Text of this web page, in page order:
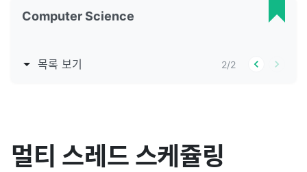
Computer Science
목록 보기 2/2
멀티 스레드 스케쥴링